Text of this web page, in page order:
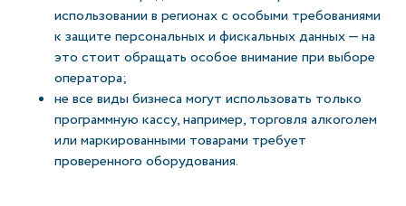
использовании в регионах с особыми требованиями
к защите персональных и фискальных данных — на
это стоит обращать особое внимание при выборе
оператора;
не все виды бизнеса могут использовать только
программную кассу, например, торговля алкоголем
или маркированными товарами требует
проверенного оборудования.